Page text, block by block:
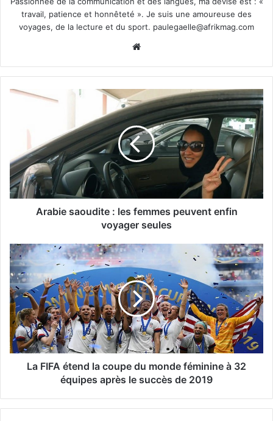
travail, patience et honnêteté ». Je suis une amoureuse des
voyages, de la lecture et du sport. paulegaelle@afrikmag.com
Arabie saoudite : les femmes peuvent enfin
voyager seules
La FIFA étend la coupe du monde féminine à 32
équipes après le succès de 2019